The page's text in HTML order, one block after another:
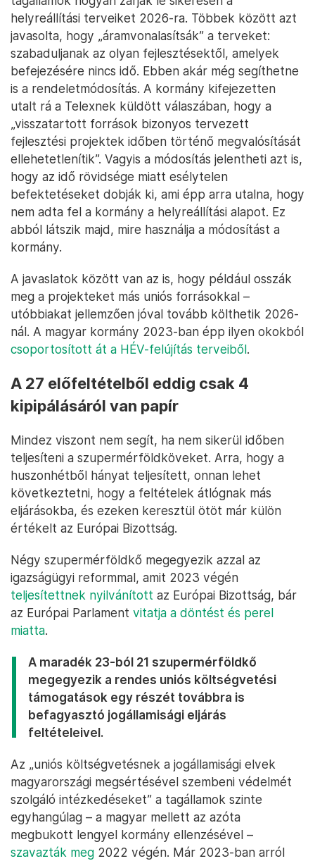
helyreállítási terveiket 2026-ra. Többek között azt
javasolta, hogy „áramvonalasítsák” a terveket:
szabaduljanak az olyan fejlesztésektől, amelyek
befejezésére nincs idő. Ebben akár még segíthetne
is a rendeletmódosítás. A kormány kifejezetten
utalt rá a Telexnek küldött válaszában, hogy a
„visszatartott források bizonyos tervezett
fejlesztési projektek időben történő megvalósítását
ellehetetlenítik”. Vagyis a módosítás jelentheti azt is,
hogy az idő rövidsége miatt esélytelen
befektetéseket dobják ki, ami épp arra utalna, hogy
nem adta fel a kormány a helyreállítási alapot. Ez
abból látszik majd, mire használja a módosítást a
kormány.
A javaslatok között van az is, hogy például osszák
meg a projekteket más uniós forrásokkal –
utóbbiakat jellemzően jóval tovább költhetik 2026-
nál. A magyar kormány 2023-ban épp ilyen okokból
csoportosított át a HÉV-felújítás terveiből.
A 27 előfeltételből eddig csak 4
kipipálásáról van papír
Mindez viszont nem segít, ha nem sikerül időben
teljesíteni a szupermérföldköveket. Arra, hogy a
huszonhétből hányat teljesített, onnan lehet
következtetni, hogy a feltételek átlógnak más
eljárásokba, és ezeken keresztül ötöt már külön
értékelt az Európai Bizottság.
Négy szupermérföldkő megegyezik azzal az
igazságügyi reformmal, amit 2023 végén
teljesítettnek nyilvánított az Európai Bizottság, bár
az Európai Parlament vitatja a döntést és perel
miatta.
A maradék 23-ból 21 szupermérföldkő
megegyezik a rendes uniós költségvetési
támogatások egy részét továbbra is
befagyasztó jogállamisági eljárás
feltételeivel.
Az „uniós költségvetésnek a jogállamisági elvek
magyarországi megsértésével szembeni védelmét
szolgáló intézkedéseket” a tagállamok szinte
egyhangúlag – a magyar mellett az azóta
megbukott lengyel kormány ellenzésével –
szavazták meg 2022 végén. Már 2023-ban arról